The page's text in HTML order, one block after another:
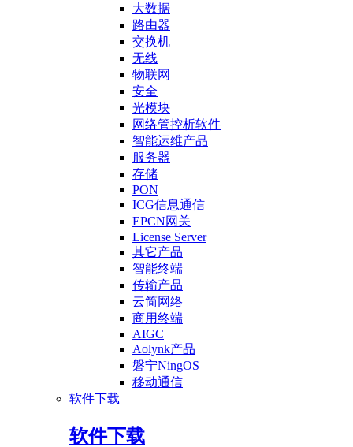
大数据
路由器
交换机
无线
物联网
安全
光模块
网络管控析软件
智能运维产品
服务器
存储
PON
ICG信息通信
EPCN网关
License Server
其它产品
智能终端
传输产品
云简网络
商用终端
AIGC
Aolynk产品
磐宁NingOS
移动通信
软件下载
软件下载